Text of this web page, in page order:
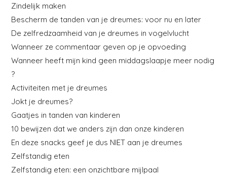
Zindelijk maken
Bescherm de tanden van je dreumes: voor nu en later
De zelfredzaamheid van je dreumes in vogelvlucht
Wanneer ze commentaar geven op je opvoeding
Wanneer heeft mijn kind geen middagslaapje meer nodig
?
Activiteiten met je dreumes
Jokt je dreumes?
Gaatjes in tanden van kinderen
10 bewijzen dat we anders zijn dan onze kinderen
En deze snacks geef je dus NIET aan je dreumes
Zelfstandig eten
Zelfstandig eten: een onzichtbare mijlpaal